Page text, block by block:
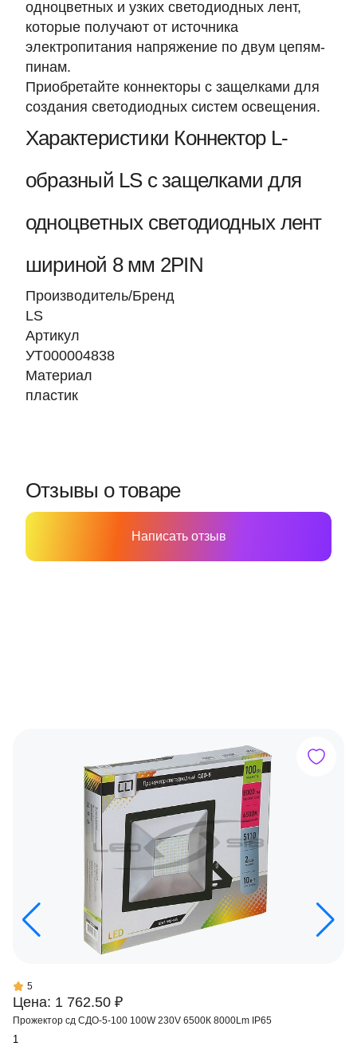
одноцветных и узких светодиодных лент,
которые получают от источника
электропитания напряжение по двум цепям-
пинам.
Приобретайте коннекторы с защелками для
создания светодиодных систем освещения.
Характеристики Коннектор L-
образный LS с защелками для
одноцветных светодиодных лент
шириной 8 мм 2PIN
Производитель/Бренд
LS
Артикул
УТ000004838
Материал
пластик
Отзывы о товаре
Написать отзыв
Цена: 1 762.50 ₽
5
Прожектор сд СДО-5-100 100W 230V 6500К 8000Lm IP65